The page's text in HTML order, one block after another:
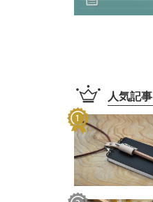
人気記事